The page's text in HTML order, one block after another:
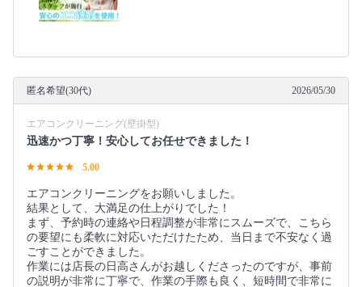
匿名希望(30代) 2026/05/30
エアコンクリーニング(壁掛型)
迅速かつ丁寧！安心してお任せできました！
5.00
エアコンクリーニングをお願いしました。
結果として、大満足の仕上がりでした！
​まず、予約時の連絡や日程調整が非常にスムーズで、こちら
の要望にも柔軟に対応いただけたため、当日まで不安なく過
ごすことができました。
​作業には店長の日高さんがお越しくださったのですが、事前
の説明が非常に丁寧で、作業の手際も良く、短時間で非常に